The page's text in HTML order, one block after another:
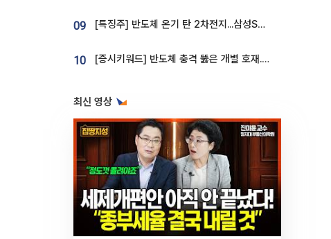
09 [특징주] 반도체 온기 탄 2차전지...삼성SDI, 장 초반 7% 넘게 껑충
10 [증시키워드] 반도체 충격 뚫은 개별 호재...포스코퓨처엠·에코프로·한화솔루션 '눈길'
최신 영상